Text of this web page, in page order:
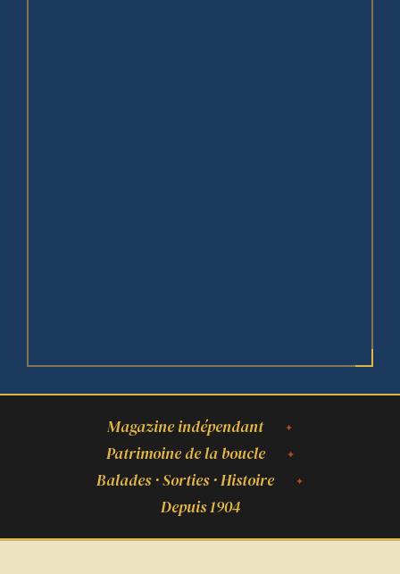
Magazine indépendant
Patrimoine de la boucle
Balades · Sorties · Histoire
Depuis 1904